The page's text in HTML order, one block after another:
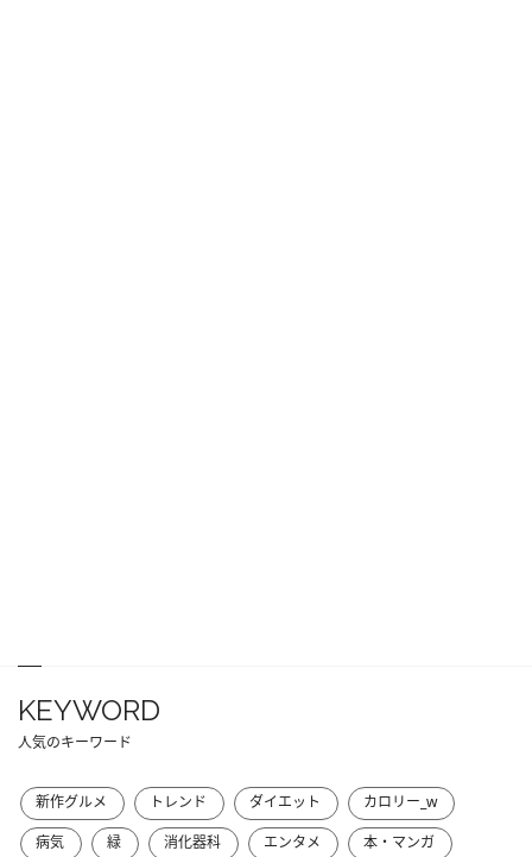
KEYWORD
人気のキーワード
新作グルメ トレンド ダイエット
カロリー_w
病気
緑 消化器科 エンタメ 本・マンガ